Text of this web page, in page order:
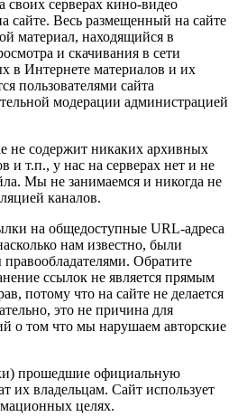
серверах кино-видео
сайте. Весь размещенный на сайте
материал, находящийся в
и скачивания в сети
в Интернете материалов и их
пользователями сайта
модерации администрацией
не содержит никаких архивных
и т.п., у нас на серверах нет и не
Мы не занимаемся и никогда не
каналов.
на общедоступные URL-адреса
нам известно, были
Обратите
ссылок не является прямым
потому что на сайте не делается
это не причина для
о том что мы нарушаем авторские
прошедшие официальную
их владельцам. Сайт использует
целях.